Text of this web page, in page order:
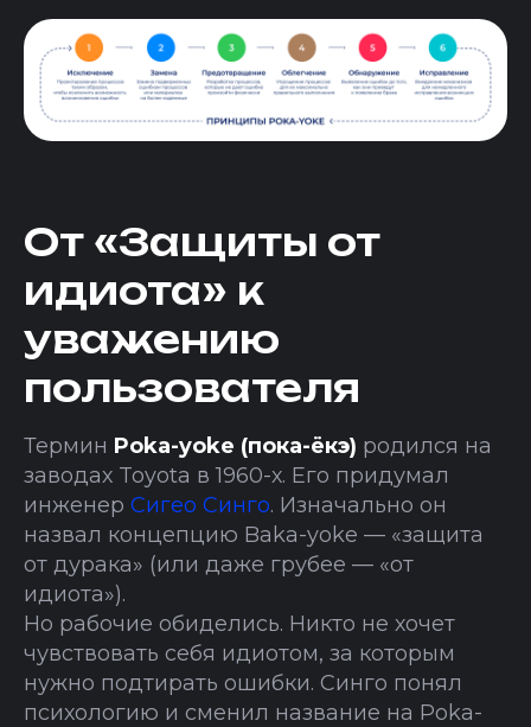
От «Защиты от
идиота» к
уважению
пользователя
Термин Poka-yoke (пока-ёкэ) родился на
заводах Toyota в 1960-х. Его придумал
инженер Сигео Синго. Изначально он
назвал концепцию Baka-yoke — «защита
от дурака» (или даже грубее — «от
идиота»).
Но рабочие обиделись. Никто не хочет
чувствовать себя идиотом, за которым
нужно подтирать ошибки. Синго понял
психологию и сменил название на Poka-